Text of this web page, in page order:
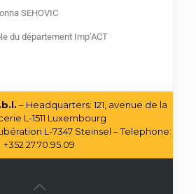
SEHOVIC
du département Imp’ACT
– Headquarters: 121, avenue de la
L-1511 Luxembourg
L-7347 Steinsel – Telephone:
+352 27.70.95.09